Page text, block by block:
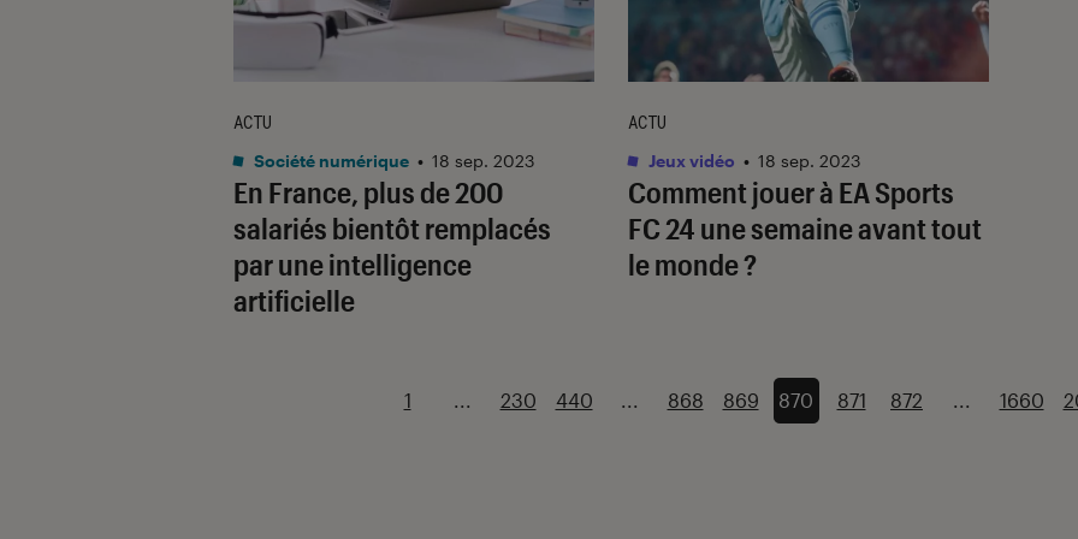
En France, plus de 200
salariés bientôt remplacés
par une intelligence
artificielle
ACTU
Société numérique • 18 sep. 2023
Comment jouer à EA Sports
FC 24 une semaine avant tout
le monde ?
ACTU
Jeux vidéo • 18 sep. 2023
1 ... 230 440 ... 868 869 870 871 872 ... 1660